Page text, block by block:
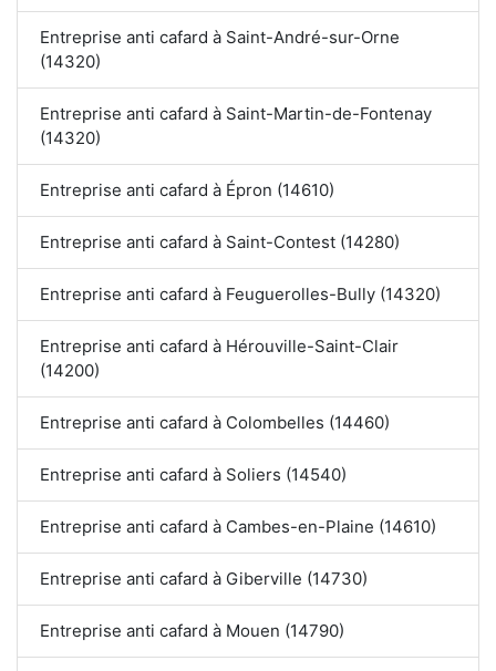
Entreprise anti cafard à Saint-André-sur-Orne
(14320)
Entreprise anti cafard à Saint-Martin-de-Fontenay
(14320)
Entreprise anti cafard à Épron (14610)
Entreprise anti cafard à Saint-Contest (14280)
Entreprise anti cafard à Feuguerolles-Bully (14320)
Entreprise anti cafard à Hérouville-Saint-Clair
(14200)
Entreprise anti cafard à Colombelles (14460)
Entreprise anti cafard à Soliers (14540)
Entreprise anti cafard à Cambes-en-Plaine (14610)
Entreprise anti cafard à Giberville (14730)
Entreprise anti cafard à Mouen (14790)